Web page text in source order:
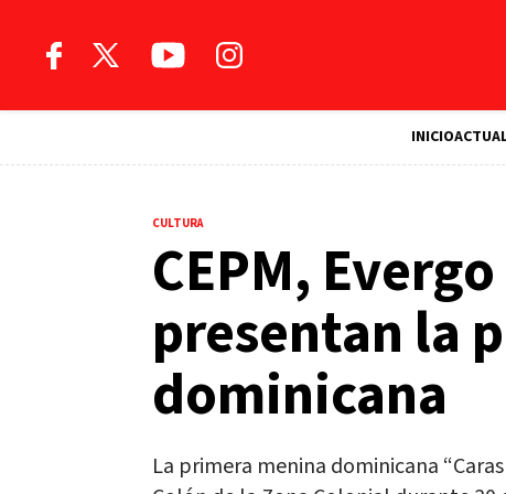
INICIO
CULTURA
CEPM,
presentan la
dominicana
La primera menina dominicana